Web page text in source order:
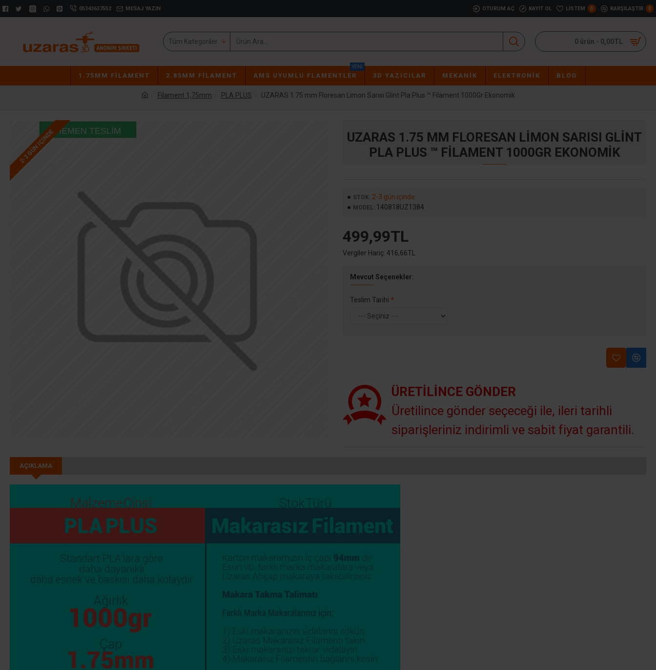
05343637552 MESAJ YAZIN OTURUM AÇ KAYIT OL LISTEM 0 KARŞILAŞTIR 0
Tüm Kategoriler 0 ürün - 0,00TL
1.75MM FILAMENT 2.85MM FILAMENT AMS UYUMLU FLAMENTLER
YENI
3D YAZICILAR MEKANIK ELEKTRONIK BLOG
Filament 1,75mm PLA PLUS UZARAS 1.75 mm Floresan Limon Sarısı Glint Pla Plus ™ Filament 1000Gr Ekonomik
HEMEN TESLIM
2-3 GÜN IÇINDE
UZARAS 1.75 MM FLORESAN LIMON SARISI GLINT
PLA PLUS ™ FILAMENT 1000GR EKONOMIK
STOK: 2-3 gün içinde
MODEL: 140818UZ1384
499,99TL
Vergiler Hariç: 416,66TL
Mevcut Seçenekler:
Teslim Tarihi
ÜRETILINCE GÖNDER
Üretilince gönder seçeceği ile, ileri tarihli
siparişleriniz indirimli ve sabit fiyat garantili.
AÇIKLAMA